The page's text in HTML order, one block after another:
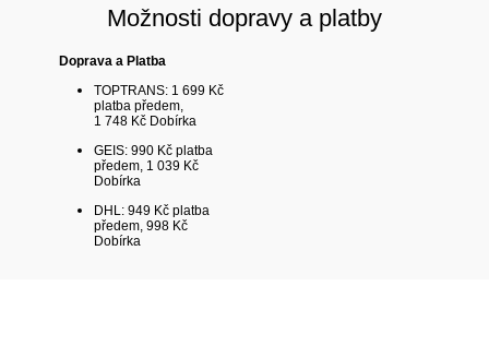
Možnosti dopravy a platby
Doprava a Platba
TOPTRANS: 1 699 Kč
platba předem,
1 748 Kč Dobírka
GEIS: 990 Kč platba
předem, 1 039 Kč
Dobírka
DHL: 949 Kč platba
předem, 998 Kč
Dobírka